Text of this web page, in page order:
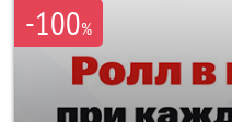
-100%